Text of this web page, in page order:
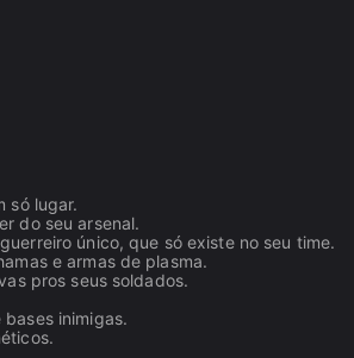
só lugar.
do seu arsenal.
único, que só existe no seu time.
e armas de plasma.
pros seus soldados.
inimigas.